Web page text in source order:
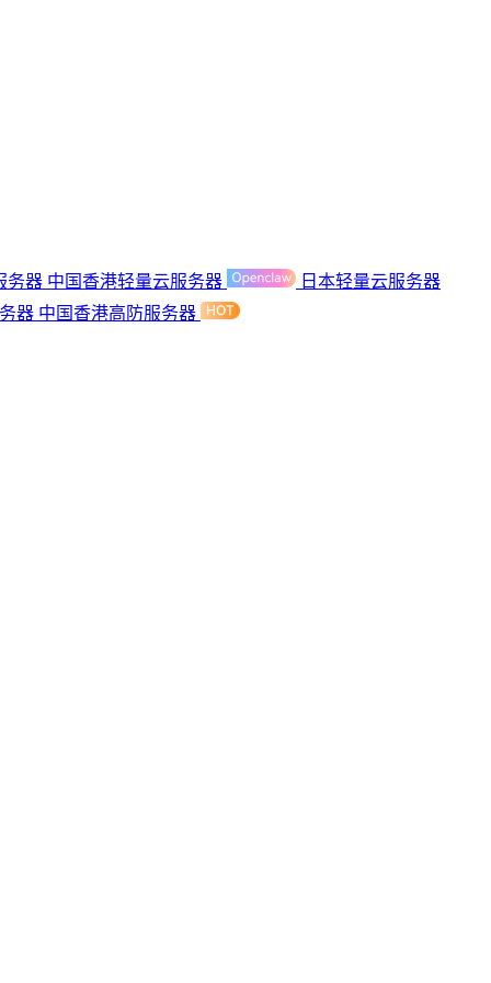
务器 中国香港轻量云服务器
日本轻量云服务器
器 中国香港高防服务器